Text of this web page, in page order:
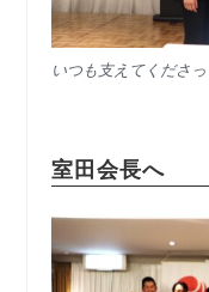
いつも支えてくださ
室田会長へ